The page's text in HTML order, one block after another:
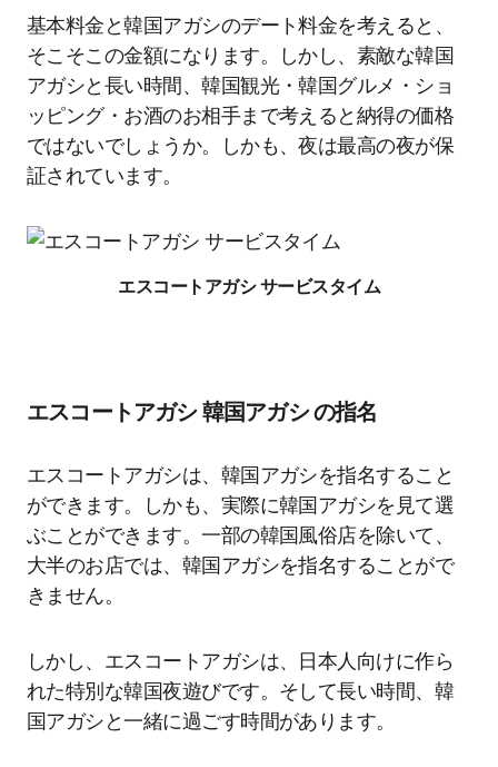
基本料金と韓国アガシのデート料金を考えると、
そこそこの金額になります。しかし、素敵な韓国
アガシと長い時間、韓国観光・韓国グルメ・ショ
ッピング・お酒のお相手まで考えると納得の価格
ではないでしょうか。しかも、夜は最高の夜が保
証されています。
エスコートアガシ サービスタイム
エスコートアガシ 韓国アガシ の指名
エスコートアガシは、韓国アガシを指名すること
ができます。しかも、実際に韓国アガシを見て選
ぶことができます。一部の韓国風俗店を除いて、
大半のお店では、韓国アガシを指名することがで
きません。
しかし、エスコートアガシは、日本人向けに作ら
れた特別な韓国夜遊びです。そして長い時間、韓
国アガシと一緒に過ごす時間があります。